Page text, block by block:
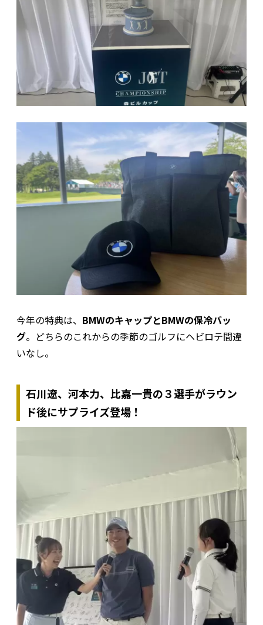
今年の特典は、 BMWのキャップとBMWの保冷バッ
グ。どちらのこれからの季節のゴルフにヘビロテ間違
いなし。
石川遼、河本力、比嘉一貴の３選手がラウン
ド後にサプライズ登場！